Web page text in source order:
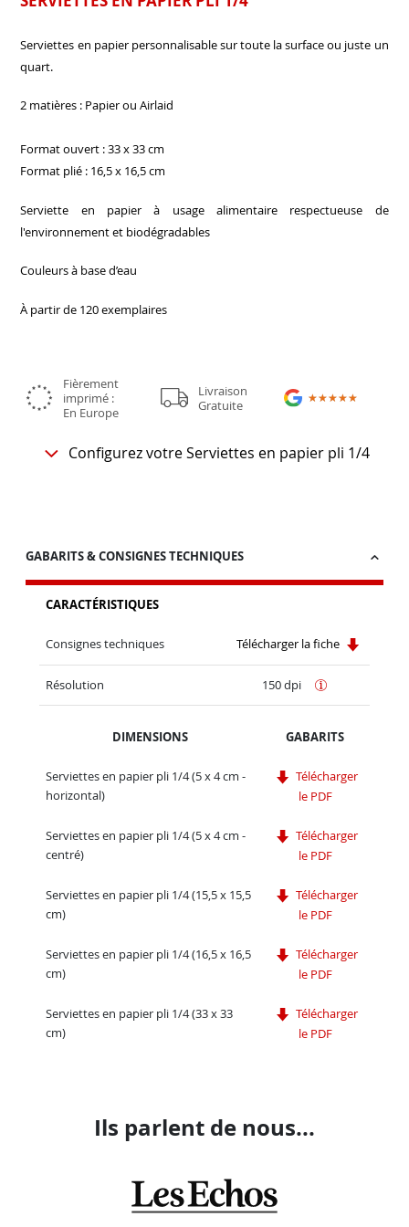
Serviettes en papier personnalisable sur toute la surface ou juste un
quart.
2 matières : Papier ou Airlaid
Format ouvert : 33 x 33 cm
Format plié : 16,5 x 16,5 cm
Serviette en papier à usage alimentaire respectueuse de
l'environnement et biodégradables
Couleurs à base d’eau
À partir de 120 exemplaires
Fièrement
imprimé :
En Europe
Livraison
Gratuite
★★★★★
★★★★★
Configurez votre Serviettes en papier pli 1/4
GABARITS & CONSIGNES TECHNIQUES
CARACTÉRISTIQUES
Consignes techniques Télécharger la fiche
Résolution 150 dpi
DIMENSIONS GABARITS
Serviettes en papier pli 1/4 (5 x 4 cm -
horizontal)
Télécharger
le PDF
Serviettes en papier pli 1/4 (5 x 4 cm -
centré)
Télécharger
le PDF
Serviettes en papier pli 1/4 (15,5 x 15,5
cm)
Télécharger
le PDF
Serviettes en papier pli 1/4 (16,5 x 16,5
cm)
Télécharger
le PDF
Serviettes en papier pli 1/4 (33 x 33
cm)
Télécharger
le PDF
Ils parlent de nous...